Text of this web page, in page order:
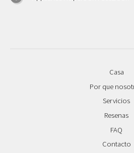
Casa
Por que
Servicios
Resenas
FAQ
Contacto